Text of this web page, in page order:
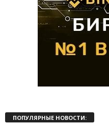
ПОПУЛЯРНЫЕ НОВОСТИ: